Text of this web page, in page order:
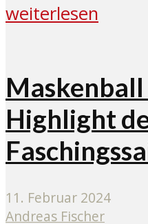
weiterlesen
Maskenball
Highlight
11. Februar 2024
Andreas Fischer